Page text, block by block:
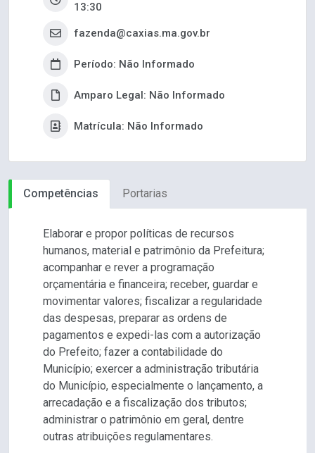
13:30
fazenda@caxias.ma.gov.br
Período: Não Informado
Amparo Legal: Não Informado
Matrícula: Não Informado
Competências Portarias
Elaborar e propor políticas de recursos
humanos, material e patrimônio da Prefeitura;
acompanhar e rever a programação
orçamentária e financeira; receber, guardar e
movimentar valores; fiscalizar a regularidade
das despesas, preparar as ordens de
pagamentos e expedi-las com a autorização
do Prefeito; fazer a contabilidade do
Município; exercer a administração tributária
do Município, especialmente o lançamento, a
arrecadação e a fiscalização dos tributos;
administrar o patrimônio em geral, dentre
outras atribuições regulamentares.